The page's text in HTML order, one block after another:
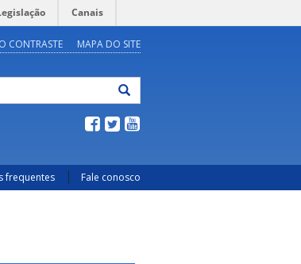
Canais
CONTRASTE MAPA DO SITE
frequentes Fale conosco